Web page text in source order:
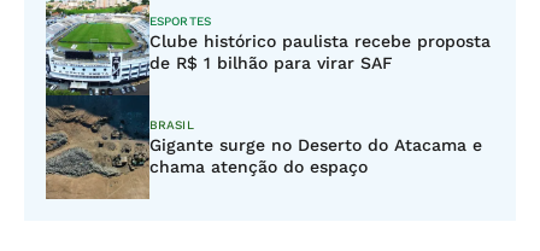
ESPORTES
Clube histórico paulista recebe proposta
de R$ 1 bilhão para virar SAF
BRASIL
Gigante surge no Deserto do Atacama e
chama atenção do espaço